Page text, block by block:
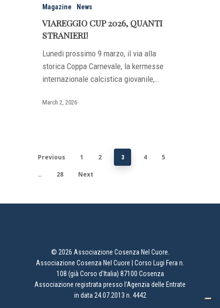
Magazine News
VIAREGGIO CUP 2026, QUANTI
STRANIERI!
Lunedi prossimo 9 marzo, il via alla
storica Coppa Carnevale, la kermesse
internazionale calcistica giovanile,…
March 2, 2026
Previous 1 2 3 4 5
… 28 Next
© 2026 Associazione Cosenza Nel Cuore.
Associazione Cosenza Nel Cuore | Corso Lugi Fera n.
108 (già Corso d'Italia) 87100 Cosenza
Associazione registrata presso l’Agenzia delle Entrate
in data 24.07.2013 n. 4442